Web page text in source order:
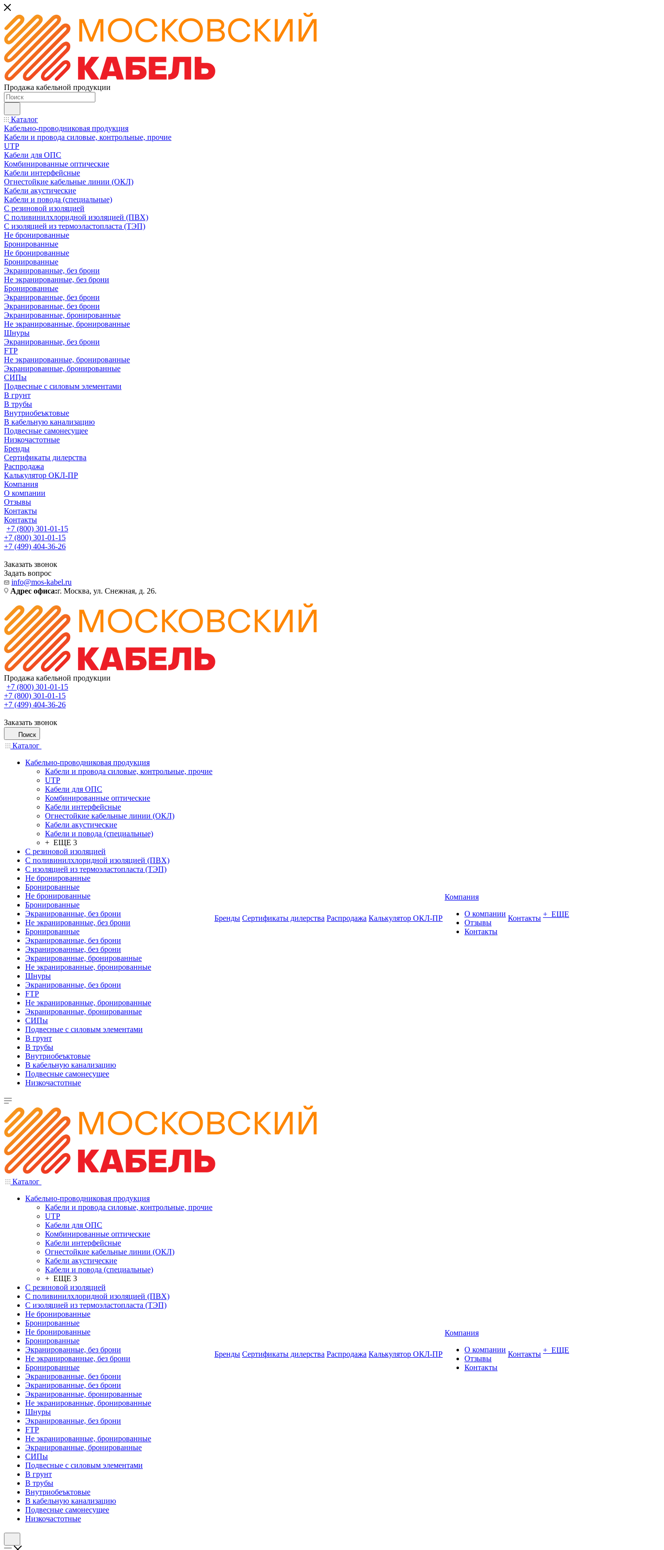
Продажа кабельной продукции
Каталог
Кабельно-проводниковая продукция
Кабели и провода силовые, контрольные, прочие
UTP
Кабели для ОПС
Комбинированные оптические
Кабели интерфейсные
Огнестойкие кабельные линии (ОКЛ)
Кабели акустические
Кабели и повода (специальные)
С резиновой изоляцией
С поливинилхлоридной изоляцией (ПВХ)
С изоляцией из термоэластопласта (ТЭП)
Не бронированные
Бронированные
Не бронированные
Бронированные
Экранированные, без брони
Не экранированные, без брони
Бронированные
Экранированные, без брони
Экранированные, без брони
Экранированные, бронированные
Не экранированные, бронированные
Шнуры
Экранированные, без брони
FTP
Не экранированные, бронированные
Экранированные, бронированные
СИПы
Подвесные с силовым элементами
В грунт
В трубы
Внутриобеъктовые
В кабельную канализацию
Подвесные самонесущее
Низкочастотные
Бренды
Сертификаты дилерства
Распродажа
Калькулятор ОКЛ-ПР
Компания
О компании
Отзывы
Контакты
Контакты
+7 (800) 301-01-15
+7 (800) 301-01-15
+7 (499) 404-36-26
Заказать звонок
Задать вопрос
info@mos-kabel.ru
Адрес офиса:г. Москва, ул. Снежная, д. 26.
Продажа кабельной продукции
+7 (800) 301-01-15
+7 (800) 301-01-15
+7 (499) 404-36-26
Заказать звонок
Поиск
Каталог
Кабельно-проводниковая продукция
Кабели и провода силовые, контрольные, прочие
UTP
Кабели для ОПС
Комбинированные оптические
Кабели интерфейсные
Огнестойкие кабельные линии (ОКЛ)
Кабели акустические
Кабели и повода (специальные)
+ ЕЩЕ 3
С резиновой изоляцией
С поливинилхлоридной изоляцией (ПВХ)
С изоляцией из термоэластопласта (ТЭП)
Не бронированные
Бронированные
Не бронированные
Бронированные
Экранированные, без брони
Не экранированные, без брони
Бронированные
Экранированные, без брони
Экранированные, без брони
Экранированные, бронированные
Не экранированные, бронированные
Шнуры
Экранированные, без брони
FTP
Не экранированные, бронированные
Экранированные, бронированные
СИПы
Подвесные с силовым элементами
В грунт
В трубы
Внутриобеъктовые
В кабельную канализацию
Подвесные самонесущее
Низкочастотные
Бренды Сертификаты дилерства Распродажа Калькулятор ОКЛ-ПР
Компания
О компании
Отзывы
Контакты
Контакты + ЕЩЕ
Каталог
Кабельно-проводниковая продукция
Кабели и провода силовые, контрольные, прочие
UTP
Кабели для ОПС
Комбинированные оптические
Кабели интерфейсные
Огнестойкие кабельные линии (ОКЛ)
Кабели акустические
Кабели и повода (специальные)
+ ЕЩЕ 3
С резиновой изоляцией
С поливинилхлоридной изоляцией (ПВХ)
С изоляцией из термоэластопласта (ТЭП)
Не бронированные
Бронированные
Не бронированные
Бронированные
Экранированные, без брони
Не экранированные, без брони
Бронированные
Экранированные, без брони
Экранированные, без брони
Экранированные, бронированные
Не экранированные, бронированные
Шнуры
Экранированные, без брони
FTP
Не экранированные, бронированные
Экранированные, бронированные
СИПы
Подвесные с силовым элементами
В грунт
В трубы
Внутриобеъктовые
В кабельную канализацию
Подвесные самонесущее
Низкочастотные
Бренды Сертификаты дилерства Распродажа Калькулятор ОКЛ-ПР
Компания
О компании
Отзывы
Контакты
Контакты + ЕЩЕ